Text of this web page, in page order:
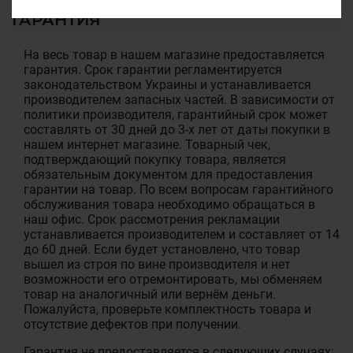
ГАРАНТИЯ
На весь товар в нашем магазине предоставляется
гарантия. Срок гарантии регламентируется
законодательством Украины и устанавливается
производителем запасных частей. В зависимости от
политики производителя, гарантийный срок может
составлять от 30 дней до 3-х лет от даты покупки в
нашем интернет магазине. Товарный чек,
подтверждающий покупку товара, является
обязательным документом для предоставления
гарантии на товар. По всем вопросам гарантийного
обслуживания товара необходимо обращаться в
наш офис. Срок рассмотрения рекламации
устанавливается производителем и составляет от 14
до 60 дней. Если будет установлено, что товар
вышел из строя по вине производителя и нет
возможности его отремонтировать, мы обменяем
товар на аналогичный или вернём деньги.
Пожалуйста, проверьте комплектность товара и
отсутствие дефектов при получении.